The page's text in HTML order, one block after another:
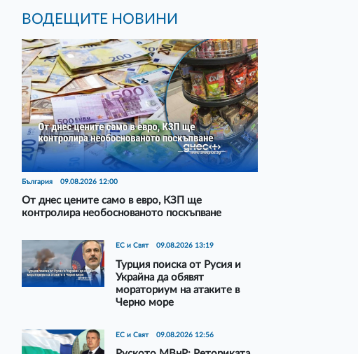
ВОДЕЩИТЕ НОВИНИ
България 09.08.2026 12:00
От днес цените само в евро, КЗП ще
контролира необоснованото поскъпване
ЕС и Свят 09.08.2026 13:19
Турция поиска от Русия и
Украйна да обявят
мораториум на атаките в
Черно море
ЕС и Свят 09.08.2026 12:56